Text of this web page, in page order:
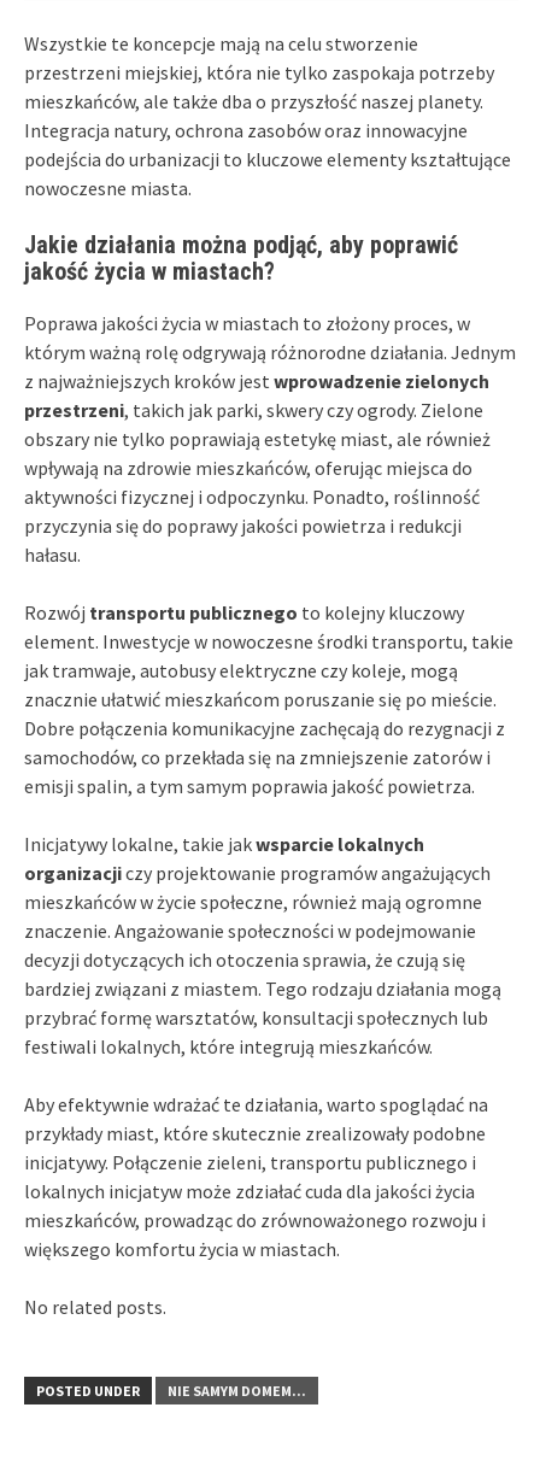
Wszystkie te koncepcje mają na celu stworzenie
przestrzeni miejskiej, która nie tylko zaspokaja potrzeby
mieszkańców, ale także dba o przyszłość naszej planety.
Integracja natury, ochrona zasobów oraz innowacyjne
podejścia do urbanizacji to kluczowe elementy kształtujące
nowoczesne miasta.
Jakie działania można podjąć, aby poprawić
jakość życia w miastach?
Poprawa jakości życia w miastach to złożony proces, w
którym ważną rolę odgrywają różnorodne działania. Jednym
z najważniejszych kroków jest wprowadzenie zielonych
przestrzeni, takich jak parki, skwery czy ogrody. Zielone
obszary nie tylko poprawiają estetykę miast, ale również
wpływają na zdrowie mieszkańców, oferując miejsca do
aktywności fizycznej i odpoczynku. Ponadto, roślinność
przyczynia się do poprawy jakości powietrza i redukcji
hałasu.
Rozwój transportu publicznego to kolejny kluczowy
element. Inwestycje w nowoczesne środki transportu, takie
jak tramwaje, autobusy elektryczne czy koleje, mogą
znacznie ułatwić mieszkańcom poruszanie się po mieście.
Dobre połączenia komunikacyjne zachęcają do rezygnacji z
samochodów, co przekłada się na zmniejszenie zatorów i
emisji spalin, a tym samym poprawia jakość powietrza.
Inicjatywy lokalne, takie jakwsparcie lokalnych
organizacjiczy projektowanie programów angażujących
mieszkańców w życie społeczne, również mają ogromne
znaczenie. Angażowanie społeczności w podejmowanie
decyzji dotyczących ich otoczenia sprawia, że czują się
bardziej związani z miastem. Tego rodzaju działania mogą
przybrać formę warsztatów, konsultacji społecznych lub
festiwali lokalnych, które integrują mieszkańców.
Aby efektywnie wdrażać te działania, warto spoglądać na
przykłady miast, które skutecznie zrealizowały podobne
inicjatywy. Połączenie zieleni, transportu publicznego i
lokalnych inicjatyw może zdziałać cuda dla jakości życia
mieszkańców, prowadząc do zrównoważonego rozwoju i
większego komfortu życia w miastach.
No related posts.
POSTED UNDER NIE SAMYM DOMEM...